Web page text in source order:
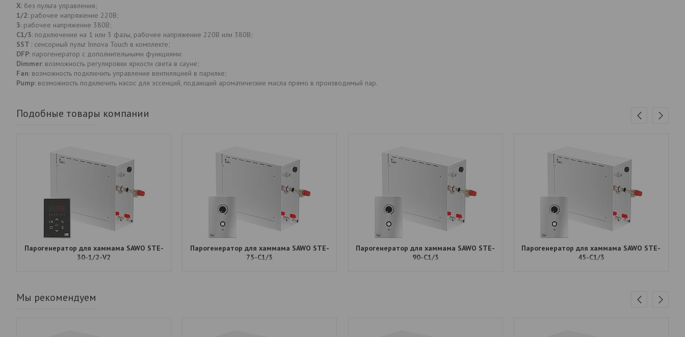
X: без пульта управления;
1/2: рабочее напряжение 220В;
3: рабочее напряжение 380В;
С1/3: подключение на 1 или 3 фазы, рабочее напряжение 220В или 380В;
SST : сенсорный пульт Innova Touch в комплекте;
DFP: парогенератор с дополнительными функциями:
Dimmer: возможность регулировки яркости света в сауне;
Fan: возможность подключить управление вентиляцией в парилке;
Pump: возможность подключить насос для эссенций, подающий ароматические масла прямо в производимый пар.
Подобные товары компании
Парогенератор для хаммама SAWO STE-
30-1/2-V2
Парогенератор для хаммама SAWO STE-
75-C1/3
Парогенератор для хаммама SAWO STE-
90-C1/3
Парогенератор для хаммама SAWO STE-
45-C1/3
Мы рекомендуем